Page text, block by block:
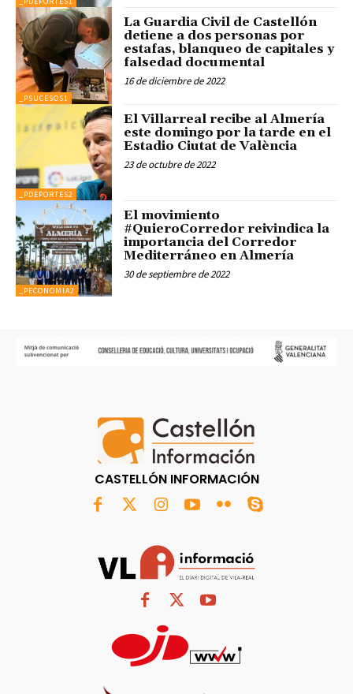
_PSUCESOS1
La Guardia Civil de Castellón
detiene a dos personas por
estafas, blanqueo de capitales y
falsedad documental
16 de diciembre de 2022
_PDEPORTES2
El Villarreal recibe al Almería
este domingo por la tarde en el
Estadio Ciutat de València
23 de octubre de 2022
_PECONOMIA2
El movimiento
#QuieroCorredor reivindica la
importancia del Corredor
Mediterráneo en Almería
30 de septiembre de 2022
CASTELLÓN INFORMACIÓN